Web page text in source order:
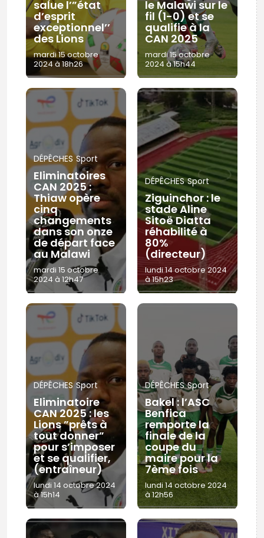
salue l’”état
d’esprit
exceptionnel’’
des Lions
mardi 15 octobre
2024 à 18h26
le Malawi sur le
fil (1-0) et se
qualifie à la
CAN 2025
mardi 15 octobre
2024 à 15h44
DÉPÊCHES Sport
Eliminatoires
CAN 2025 :
Thiaw opère
cinq
changements
dans son onze
de départ face
au Malawi
mardi 15 octobre
2024 à 12h47
DÉPÊCHES Sport
Ziguinchor : le
stade Aline
Sitoë Diatta
réhabilité à
80%
(directeur)
lundi 14 octobre 2024
à 15h23
DÉPÊCHES Sport
Eliminatoire
CAN 2025 : les
Lions ”prêts à
tout donner”
pour s’imposer
et se qualifier,
(entraîneur)
lundi 14 octobre 2024
à 15h14
DÉPÊCHES Sport
Bakel : l’ASC
Benfica
remporte la
finale de la
coupe du
maire pour la
7ème fois
lundi 14 octobre 2024
à 12h56